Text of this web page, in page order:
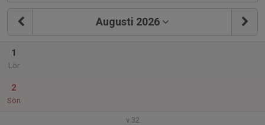
Augusti 2026
1
Lör
2
Sön
v.32